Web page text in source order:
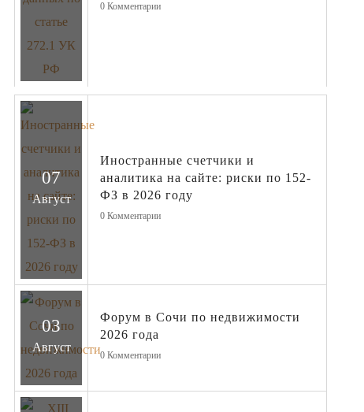
0 Комментарии
07
Август
Иностранные счетчики и
аналитика на сайте: риски по 152-
ФЗ в 2026 году
0 Комментарии
03
Август
Форум в Сочи по недвижимости
2026 года
0 Комментарии